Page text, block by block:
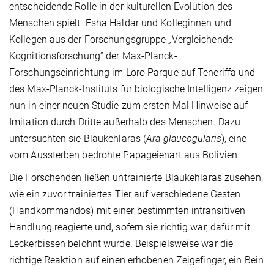
entscheidende Rolle in der kulturellen Evolution des
Menschen spielt. Esha Haldar und Kolleginnen und
Kollegen aus der Forschungsgruppe „Vergleichende
Kognitionsforschung” der Max-Planck-
Forschungseinrichtung im Loro Parque auf Teneriffa und
des Max-Planck-Instituts für biologische Intelligenz zeigen
nun in einer neuen Studie zum ersten Mal Hinweise auf
Imitation durch Dritte außerhalb des Menschen. Dazu
untersuchten sie Blaukehlaras (Ara glaucogularis), eine
vom Aussterben bedrohte Papageienart aus Bolivien.
Die Forschenden ließen untrainierte Blaukehlaras zusehen,
wie ein zuvor trainiertes Tier auf verschiedene Gesten
(Handkommandos) mit einer bestimmten intransitiven
Handlung reagierte und, sofern sie richtig war, dafür mit
Leckerbissen belohnt wurde. Beispielsweise war die
richtige Reaktion auf einen erhobenen Zeigefinger, ein Bein